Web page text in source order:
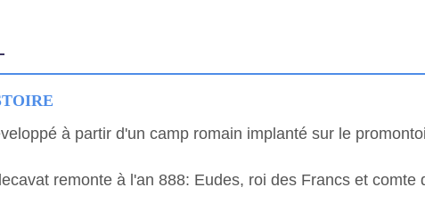
à partir d'un camp romain implanté sur le
remonte à l'an 888: Eudes, roi des Francs et